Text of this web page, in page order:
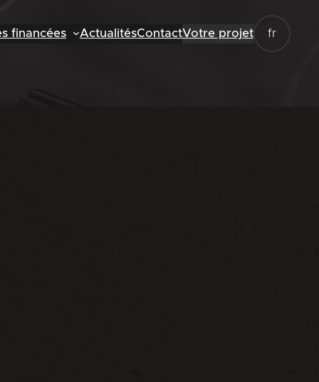
financées ActualitésContactVotre projet fr